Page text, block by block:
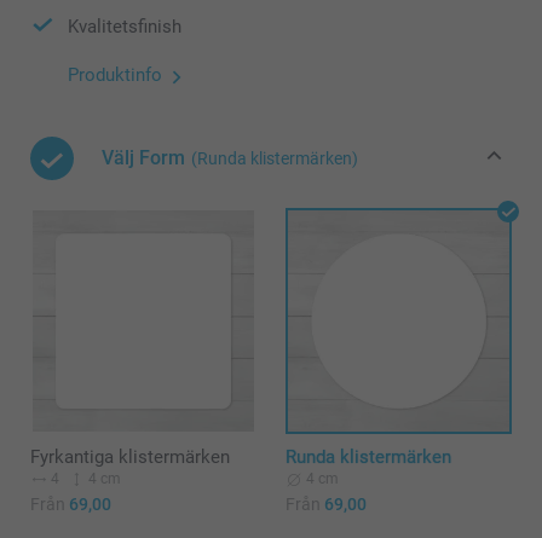
Kvalitetsfinish
Produktinfo
Välj Form (Runda klistermärken)
Fyrkantiga klistermärken
4 4 cm
Från 69,00
Runda klistermärken
4 cm
Från 69,00